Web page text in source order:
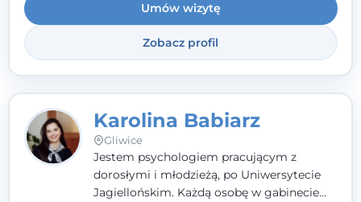
Umów wizytę
Zobacz profil
Karolina Babiarz
Gliwice
Jestem psychologiem pracującym z
dorosłymi i młodzieżą, po Uniwersytecie
Jagiellońskim. Każdą osobę w gabinecie